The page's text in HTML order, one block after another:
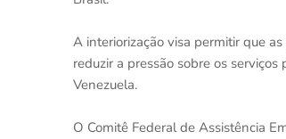
A interiorização visa permitir que
reduzir a pressão sobre os
Venezuela.
O Comitê Federal de Assistência